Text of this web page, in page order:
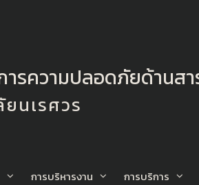
รความปลอดภัยด้านสา
นเรศวร
การบริหารงาน การบริการ